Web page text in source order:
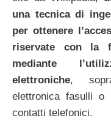
una tecnica di
per ottenere
riservate con la
mediante
elettroniche,
elettronica fasulli o
contatti telefonici.